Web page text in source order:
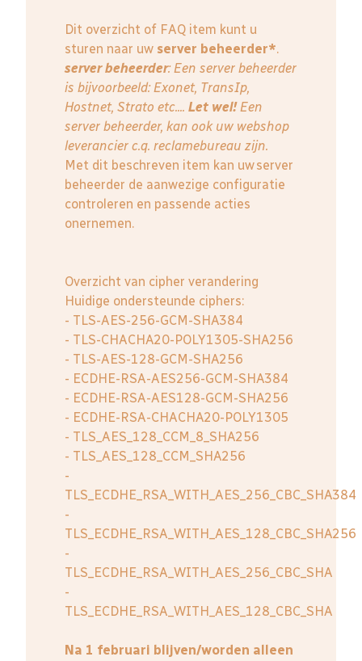
Dit overzicht of FAQ item kunt u
sturen naar uw server beheerder*.
server beheerder: Een server beheerder
is bijvoorbeeld: Exonet, TransIp,
Hostnet, Strato etc.... Let wel!Een
server beheerder, kan ook uw webshop
leverancier c.q. reclamebureau zijn.
Met dit beschreven item kan uw server
beheerder de aanwezige configuratie
controleren en passende acties
onernemen.
Overzicht van cipher verandering
Huidige ondersteunde ciphers:
- TLS-AES-256-GCM-SHA384
- TLS-CHACHA20-POLY1305-SHA256
- TLS-AES-128-GCM-SHA256
- ECDHE-RSA-AES256-GCM-SHA384
- ECDHE-RSA-AES128-GCM-SHA256
- ECDHE-RSA-CHACHA20-POLY1305
- TLS_AES_128_CCM_8_SHA256
- TLS_AES_128_CCM_SHA256
-
TLS_ECDHE_RSA_WITH_AES_256_CBC_SHA384
-
TLS_ECDHE_RSA_WITH_AES_128_CBC_SHA256
-
TLS_ECDHE_RSA_WITH_AES_256_CBC_SHA
-
TLS_ECDHE_RSA_WITH_AES_128_CBC_SHA
Na 1 februari blijven/worden alleen